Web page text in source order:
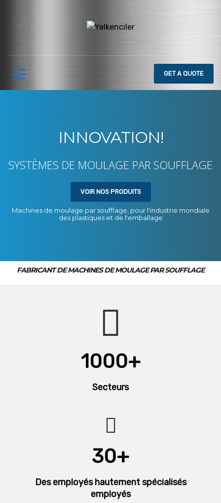
GETA QUOTE
INNOVATION!
SYSTÈMES DE MOULAGE PAR SOUFFLAGE
VOIR NOS PRODUITS
Machines de moulage par soufflage, pour l'industrie mondiale
des plastiques et de l'emballage
FABRICANT DE MACHINES DE MOULAGE PAR SOUFFLAGE
1000+
Secteurs
30+
Des employés hautement spécialisés
employés